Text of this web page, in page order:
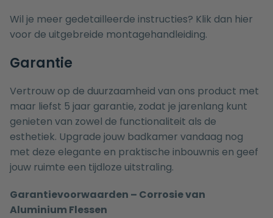
Wil je meer gedetailleerde instructies? Klik dan hier
voor de uitgebreide montagehandleiding.
Garantie
Vertrouw op de duurzaamheid van ons product met
maar liefst 5 jaar garantie, zodat je jarenlang kunt
genieten van zowel de functionaliteit als de
esthetiek. Upgrade jouw badkamer vandaag nog
met deze elegante en praktische inbouwnis en geef
jouw ruimte een tijdloze uitstraling.
Garantievoorwaarden – Corrosie van
Aluminium Flessen